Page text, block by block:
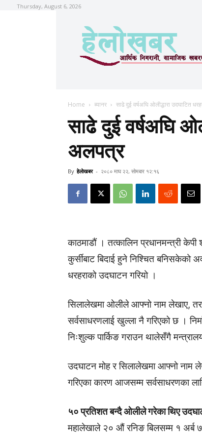
Thursday, August 6, 2026
Home ब्यानर साढे दुई वर्षअघि ओलीद्धारा उदघाटित
साढे दुई वर्षअघि
अलपत्र
By हेलाेखबर - २०८० माघ २२, सोमबार १२:१६
काठमाडौं । तत्कालिन प्रधानमन्त्री केपी
कुर्सीबाट बिदाई हुने निश्चित बनिसकेको
धरहराको उदघाटन गरियो ।
सिलालेखमा ओलीले आफ्नो नाम लेखाए, तर
सर्वसाधरणलाई खुल्ला नै गरिएको छ ।
निःशुल्क पार्किङ गराउन थालेसँगै
उदघाटन मोह र सिलालेखमा आफ्नो नाम
गरिएका कारण आजसम्म सर्वसाधरणका
५० प्रतिशत बन्दै ओलीले गरेका थिए
महालेखाले २० औं रनिङ बिलसम्म १ अर्ब